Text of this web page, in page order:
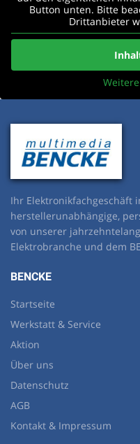
Button unten. Bitte
Drittanbieter
Ihr Elektronikfachgeschäft
herstellerunabhängige,
von unserer
Elektrobranche und dem
BENCKE
Startseite
Werkstatt & Service
Aktion
Über uns
Datenschutz
AGB
Kontakt & Impressum